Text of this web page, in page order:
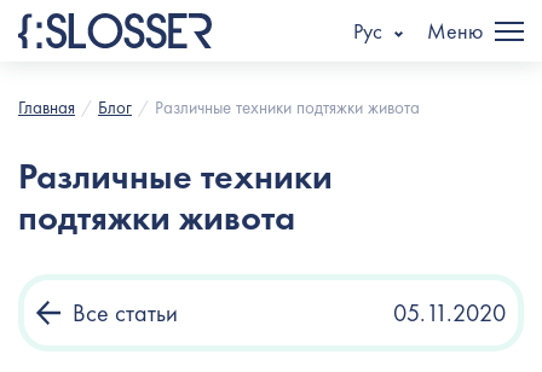
Рус Меню
Главная Блог Различные техники подтяжки живота
Различные техники
подтяжки живота
Все статьи 05.11.2020